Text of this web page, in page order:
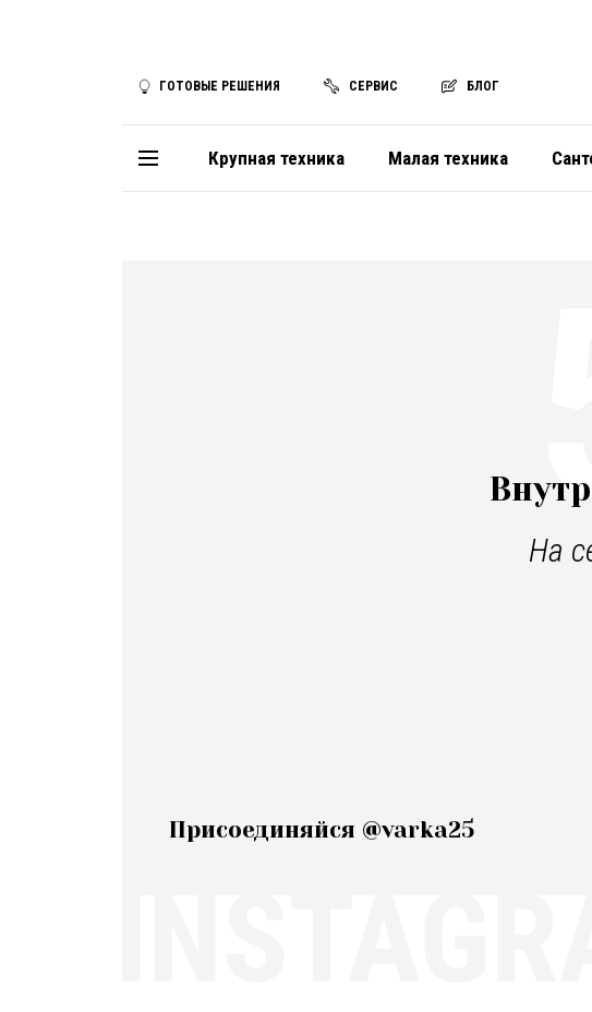
ГОТОВЫЕ РЕШЕНИЯ СЕРВИС БЛОГ
Крупная техника Малая техника
На
Присоединяйся @varka25